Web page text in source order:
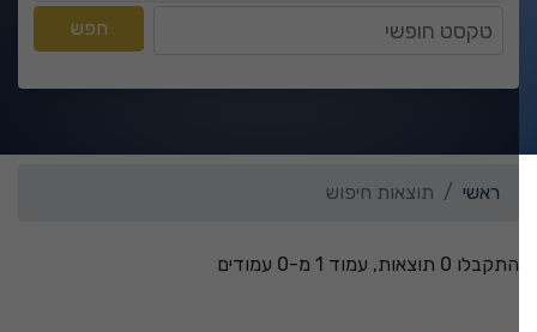
חפש
ראשי תוצאות חיפוש
התקבלו 0 תוצאות, עמוד 1 מ-0 עמודים